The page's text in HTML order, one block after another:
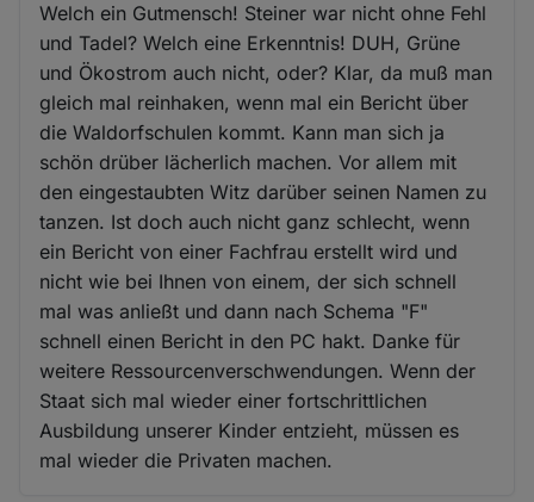
Welch ein Gutmensch! Steiner war nicht ohne Fehl
und Tadel? Welch eine Erkenntnis! DUH, Grüne
und Ökostrom auch nicht, oder? Klar, da muß man
gleich mal reinhaken, wenn mal ein Bericht über
die Waldorfschulen kommt. Kann man sich ja
schön drüber lächerlich machen. Vor allem mit
den eingestaubten Witz darüber seinen Namen zu
tanzen. Ist doch auch nicht ganz schlecht, wenn
ein Bericht von einer Fachfrau erstellt wird und
nicht wie bei Ihnen von einem, der sich schnell
mal was anließt und dann nach Schema "F"
schnell einen Bericht in den PC hakt. Danke für
weitere Ressourcenverschwendungen. Wenn der
Staat sich mal wieder einer fortschrittlichen
Ausbildung unserer Kinder entzieht, müssen es
mal wieder die Privaten machen.